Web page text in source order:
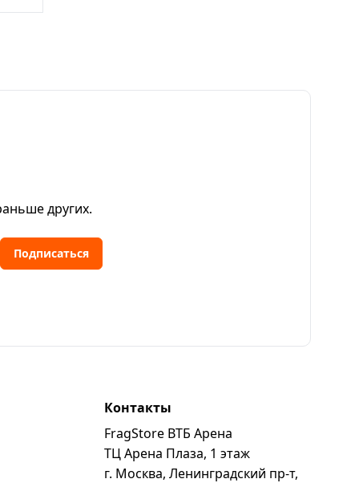
других.
Подписаться
Контакты
FragStore ВТБ Арена
ТЦ Арена Плаза, 1 этаж
г. Москва, Ленинградский пр-т,